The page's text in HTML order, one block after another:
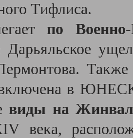
Тифлиса.
по Военно-
Дарьяльское
в
виды на
века,